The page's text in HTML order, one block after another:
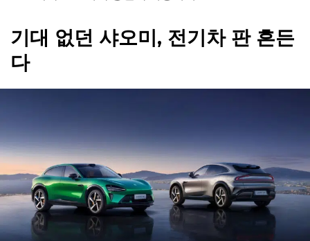
기대 없던 샤오미, 전기차 판 흔든
다